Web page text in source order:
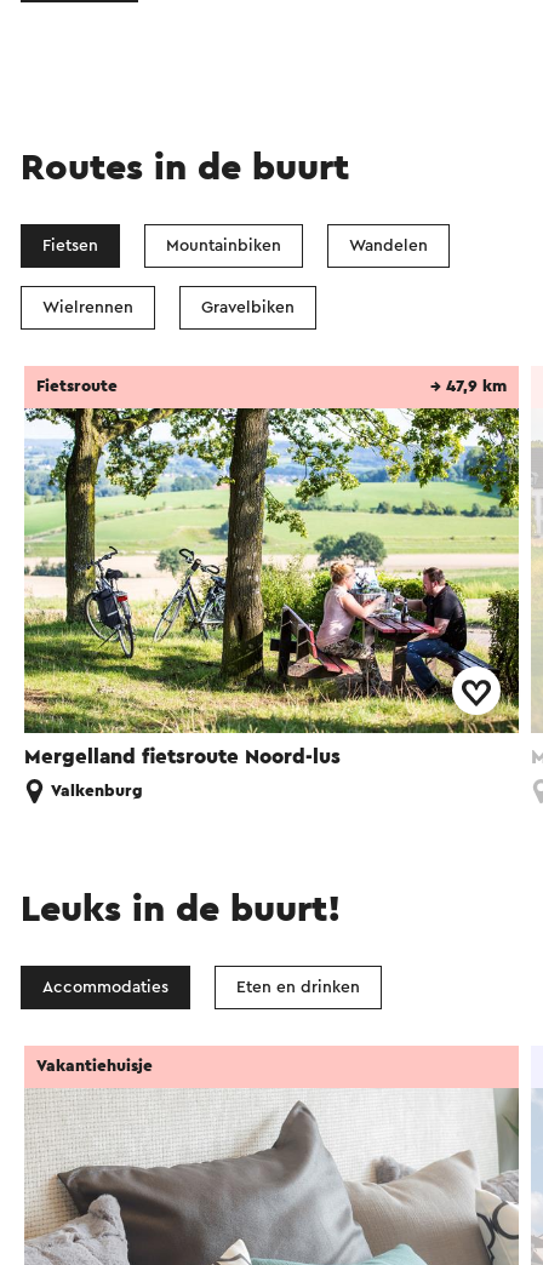
Routes in de buurt
Fietsen Mountainbiken Wandelen
Wielrennen Gravelbiken
Mergelland fietsroute Noord-lus
Fietsroute → 47,9 km
Valkenburg
Leuks in de buurt!
Accommodaties Eten en drinken
Vakantiehuisje